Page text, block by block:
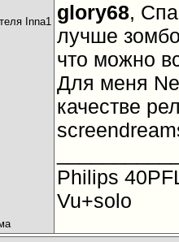
glory68,
лучше
что можно
Для меня
качестве
Philips
Vu+solo